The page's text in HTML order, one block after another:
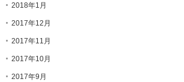
2018年1月
2017年12月
2017年11月
2017年10月
2017年9月